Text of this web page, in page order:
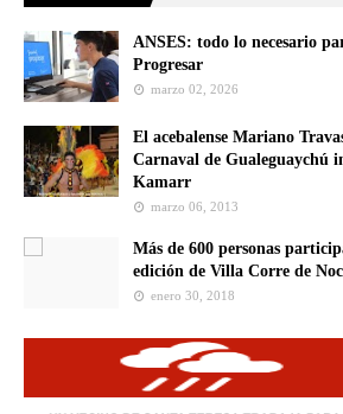
ANSES: todo lo necesario
Progresar
marzo 02, 2026
El acebalense Mariano
Carnaval de Gualeguaychú
Kamarr
marzo 06, 2013
Más de 600 personas
edición de Villa Corre de
enero 30, 2018